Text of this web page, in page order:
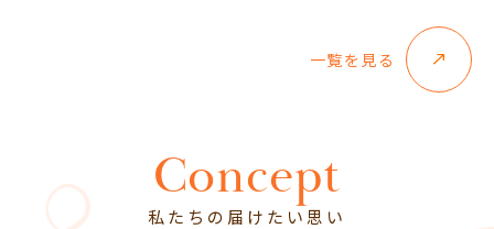
一覧を見る
私たちの届けたい思い
Concept